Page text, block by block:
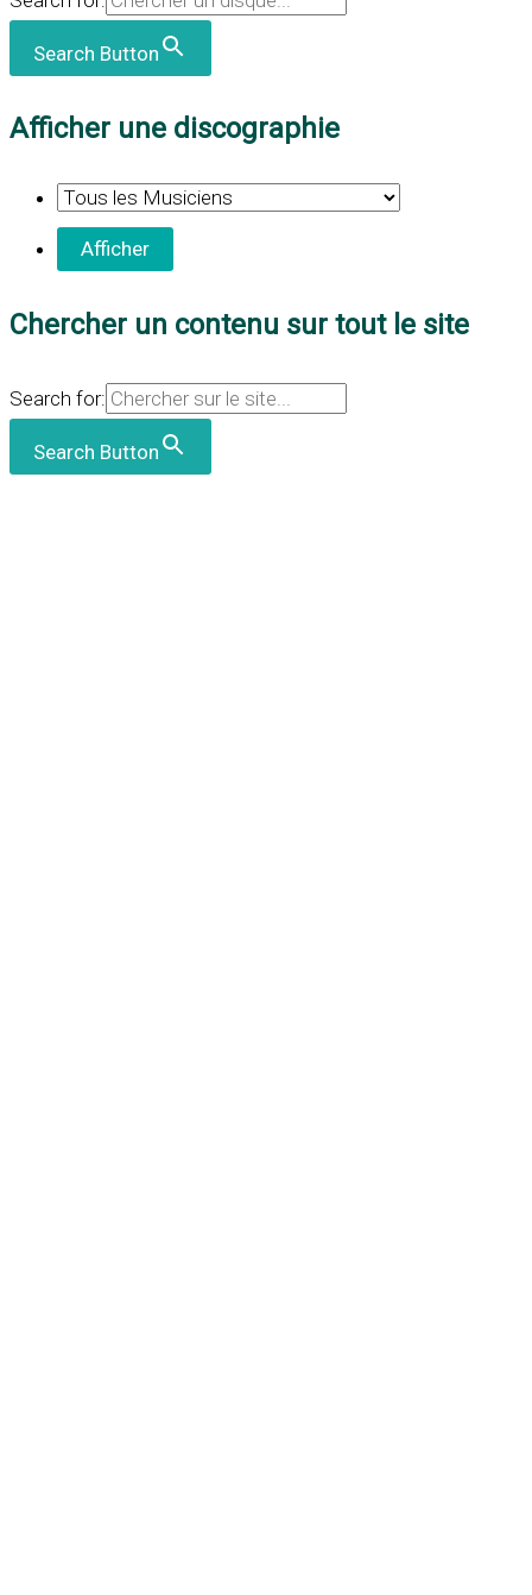
Search Button
Afficher une discographie
Chercher un contenu sur tout le site
Search for:
Search Button